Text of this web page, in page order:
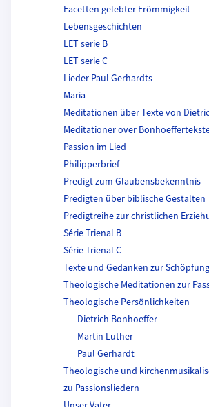
Facetten gelebter Frömmigkeit
Lebensgeschichten
LET serie B
LET serie C
Lieder Paul Gerhardts
Maria
Meditationen über Texte von
Meditationer over
Passion im Lied
Philipperbrief
Predigt zum Glaubensbekenntnis
Predigten über biblische Gestalten
Predigtreihe zur christlichen
Série Trienal B
Série Trienal C
Texte und Gedanken zur Schöpfung
Theologische Meditationen zur
Theologische Persönlichkeiten
Dietrich Bonhoeffer
Martin Luther
Paul Gerhardt
Theologische und
zu Passionsliedern